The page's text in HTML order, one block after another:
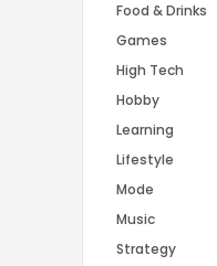
Food & Drinks
Games
High Tech
Hobby
Learning
Lifestyle
Mode
Music
Strategy